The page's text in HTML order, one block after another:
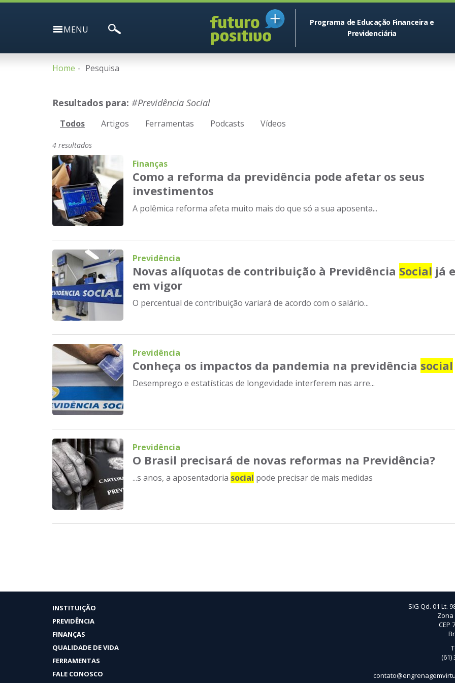
MENU
Programa de Educação Financeira e
Previdenciária
Home Pesquisa
Resultados para: #Previdência Social
Todos Artigos Ferramentas Podcasts Vídeos
4 resultados
Finanças
Como a reforma da previdência pode afetar os seus
investimentos
A polêmica reforma afeta muito mais do que só a sua aposenta...
Previdência
Novas alíquotas de contribuição à Previdência Social já
em vigor
O percentual de contribuição variará de acordo com o salário...
Previdência
Conheça os impactos da pandemia na previdência social
Desemprego e estatísticas de longevidade interferem nas arre...
Previdência
O Brasil precisará de novas reformas na Previdência?
...s anos, a aposentadoria social pode precisar de mais medidas
INSTITUIÇÃO
PREVIDÊNCIA
FINANÇAS
QUALIDADE DE VIDA
FERRAMENTAS
FALE CONOSCO
SIG Qd. 01 Lt.
CEP
(61)